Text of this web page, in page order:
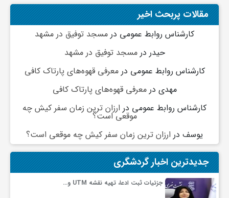
مقالات پربحث اخیر
کارشناس روابط عمومی در مسجد توفیق در مشهد
حیدر درمسجد توفیق در مشهد
کارشناس روابط عمومی درمعرفی قهوه‌های پارتاک کافی
مهدی درمعرفی قهوه‌های پارتاک کافی
کارشناس روابط عمومی در ارزان ترین زمان سفر کیش چه
موقعی است؟
یوسف در ارزان ترین زمان سفر کیش چه موقعی است؟
جدیدترین اخبار گردشگری
جزئیات ثبت ادعا، تهیه نقشه UTM و…